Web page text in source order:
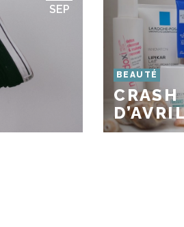
SEP
BEAUTÉ